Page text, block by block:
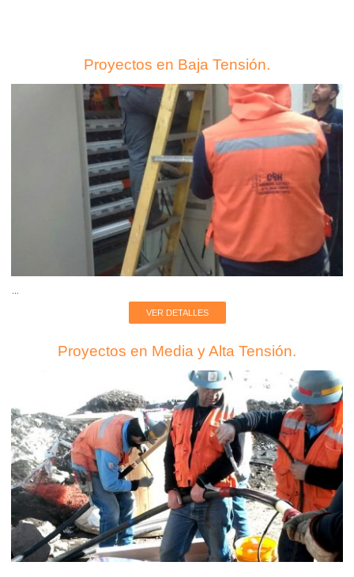
Proyectos en Baja Tensión.
VER DETALLES
Proyectos en Media y Alta Tensión.